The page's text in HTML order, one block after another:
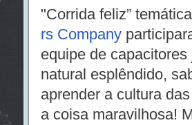
"Corrida feliz”
rs Company
equipe de
natural esplêndido,
aprender a cultura
a coisa maravilhosa!